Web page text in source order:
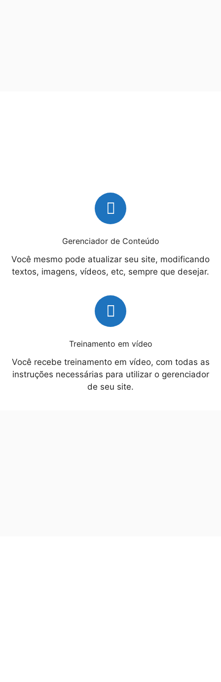
Gerenciador de Conteúdo
Você mesmo pode atualizar seu site, modificando
textos, imagens, vídeos, etc, sempre que desejar.
Treinamento em vídeo
Você recebe treinamento em vídeo, com todas as
instruções necessárias para utilizar o gerenciador
de seu site.